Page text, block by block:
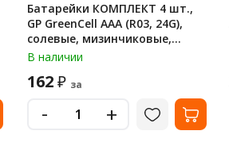
Батарейки КОМПЛЕКТ 4 шт.,
GP GreenCell AAA (R03, 24G),
солевые, мизинчиковые,
блистер, 24G-2CR4
В наличии
162₽ за
- +